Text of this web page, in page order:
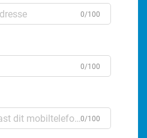
0/100
0/100
0/100